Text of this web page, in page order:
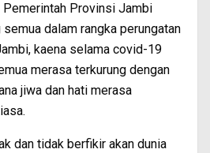
Pemerintah Provinsi Jambi
dalam rangka perungatan
kaena selama covid-19
merasa terkurung dengan
jiwa dan hati merasa
dan tidak berfikir akan dunia